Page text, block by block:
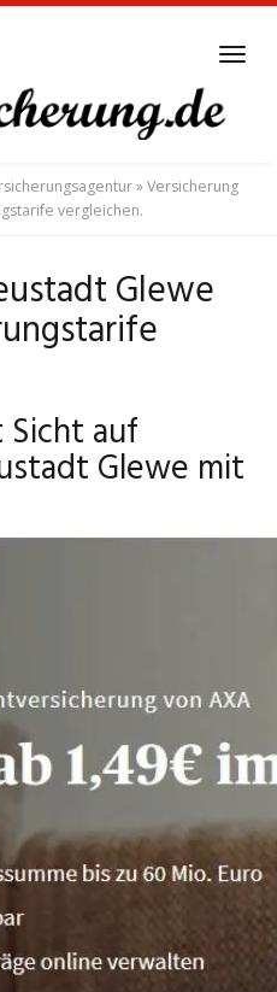
»Versicherung
vergleichen.
Glewe
auf
Glewe mit